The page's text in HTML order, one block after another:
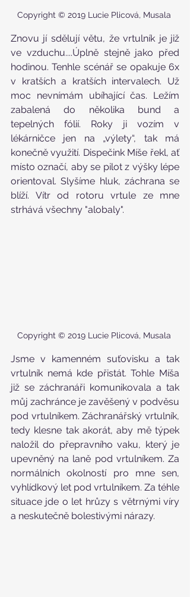
Copyright © 2019 Lucie Plicová, Musala
Znovu jí sdělují větu, že vrtulník je již
ve vzduchu....Úplně stejně jako před
hodinou. Tenhle scénář se opakuje 6x
v kratších a kratších intervalech. Už
moc nevnímám ubíhající čas. Ležím
zabalená do několika bund a
tepelných fólií. Roky ji vozím v
lékárničce jen na „výlety“, tak má
konečně využití. Dispečink Míše řekl, ať
místo označí, aby se pilot z výšky lépe
orientoval. Slyšíme hluk, záchrana se
blíží. Vítr od rotoru vrtule ze mne
strhává všechny "alobaly".
Copyright © 2019 Lucie Plicová, Musala
Jsme v kamenném suťovisku a tak
vrtulník nemá kde přistát. Tohle Míša
již se záchranáři komunikovala a tak
můj zachránce je zavěšený v podvěsu
pod vrtulníkem. Záchranářský vrtulník,
tedy klesne tak akorát, aby mě týpek
naložil do přepravního vaku, který je
upevněný na laně pod vrtulníkem. Za
normálních okolností pro mne sen,
vyhlídkový let pod vrtulníkem. Za téhle
situace jde o let hrůzy s větrnými víry
a neskutečně bolestivými nárazy.